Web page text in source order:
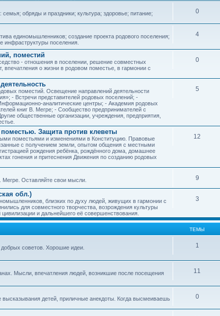
обряды и праздники; культура; здоровье; питание;
0
единомышленников; создание проекта родового поселения;
инфраструктуры поселения.
4
поместий
- отношения в поселении, решение совместных
о жизни в родовом поместье, в гармонии с
0
поместий. Освещение направлений деятельности
- Встречи представителей родовых поселений; -
аналитические центры; - Академия родовых
книг В. Мегре; - Сообщество предпринимателей с
общественные организации, учреждения, предприятия,
5
Защита против клеветы
поместьями и изменениями в Конституцию. Правовые
с получением земли, опытом общения с местными
рождения ребёнка, рождённого дома, домашнее
гонения и притеснения Движения по созданию родовых
12
Мегре. Оставляйте свои мысли. 9
обл.)
близких по духу людей, живущих в гармонии с
для совместного творчества, возрождения культуры
и дальнейшего её совершенствования.
3
ТЕМЫ
советов. Хорошие идеи. 1
Мысли, впечатления людей, возникшие после посещения
11
детей, приличные анекдоты. Когда высмеиваешь
0